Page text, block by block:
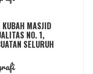
MASJID
NO. 1,
SELURUH